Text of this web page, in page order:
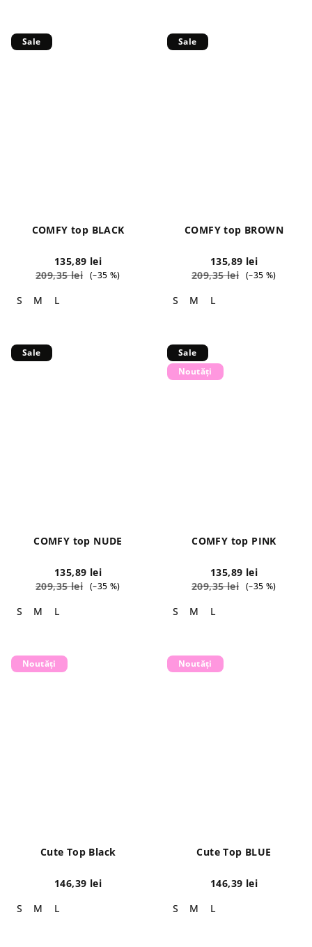
Sale
COMFY top BLACK
135,89 lei
209,35 lei (–35 %)
S M L
Sale
COMFY top BROWN
135,89 lei
209,35 lei (–35 %)
S M L
Sale
COMFY top NUDE
135,89 lei
209,35 lei (–35 %)
S M L
Sale
Noutăți
COMFY top PINK
135,89 lei
209,35 lei (–35 %)
S M L
Noutăți
Cute Top Black
146,39 lei
S
M L
Noutăți
Cute Top BLUE
146,39 lei
S
M L